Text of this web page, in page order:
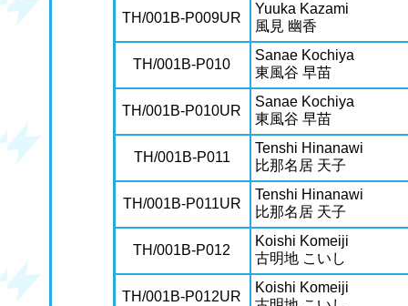
TH/001B-P009UR
Yuuka Kazami
風見 幽香
TH/001B-P010
Sanae Kochiya
東風谷 早苗
TH/001B-P010UR
Sanae Kochiya
東風谷 早苗
TH/001B-P011
Tenshi Hinanawi
比那名居 天子
TH/001B-P011UR
Tenshi Hinanawi
比那名居 天子
TH/001B-P012
Koishi Komeiji
古明地 こいし
TH/001B-P012UR
Koishi Komeiji